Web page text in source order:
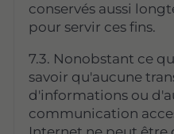
conservés aussi
pour servir ces fins.
7.3. Nonobstant ce
savoir qu'aucune
d'informations ou
communication